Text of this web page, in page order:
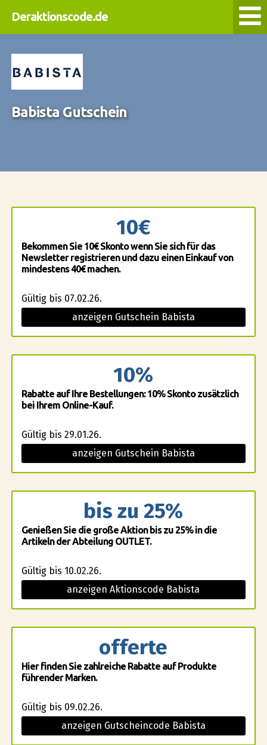
Deraktionscode.de
Babista Gutschein
10€
Bekommen Sie 10€ Skonto wenn Sie sich für das
Newsletter registrieren und dazu einen Einkauf von
mindestens 40€ machen.
Gültig bis 07.02.26.
anzeigen Gutschein Babista
10%
Rabatte auf Ihre Bestellungen: 10% Skonto zusätzlich
bei Ihrem Online-Kauf.
Gültig bis 29.01.26.
anzeigen Gutschein Babista
bis zu 25%
Genießen Sie die große Aktion bis zu 25% in die
Artikeln der Abteilung OUTLET.
Gültig bis 10.02.26.
anzeigen Aktionscode Babista
offerte
Hier finden Sie zahlreiche Rabatte auf Produkte
führender Marken.
Gültig bis 09.02.26.
anzeigen Gutscheincode Babista